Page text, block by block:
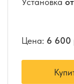
Цена: 6 600